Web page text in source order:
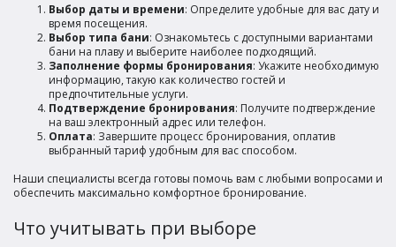
Выбор даты и времени: Определите удобные для вас дату и
время посещения.
Выбор типа бани: Ознакомьтесь с доступными вариантами
бани на плаву и выберите наиболее подходящий.
Заполнение формы бронирования: Укажите необходимую
информацию, такую как количество гостей и
предпочтительные услуги.
Подтверждение бронирования: Получите подтверждение
на ваш электронный адрес или телефон.
Оплата: Завершите процесс бронирования, оплатив
выбранный тариф удобным для вас способом.
Наши специалисты всегда готовы помочь вам с любыми вопросами и
обеспечить максимально комфортное бронирование.
Что учитывать при выборе